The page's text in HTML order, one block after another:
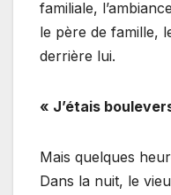
familiale,
le père de famille,
derrière lui.
« J’étais
Mais quelques
Dans la nuit, le